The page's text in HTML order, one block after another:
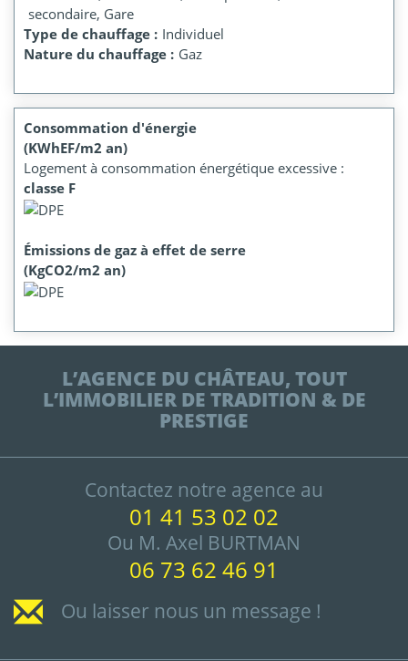
secondaire, Gare
Type de chauffage : Individuel
Nature du chauffage : Gaz
Consommation d'énergie
(KWhEF/m2 an)
Logement à consommation énergétique excessive :
classe F
Émissions de gaz à effet de serre
(KgCO2/m2 an)
L’AGENCE DU CHÂTEAU, TOUT
L’IMMOBILIER DE TRADITION & DE
PRESTIGE
Contactez notre agence au
01 41 53 02 02
Ou M. Axel BURTMAN
06 73 62 46 91
Ou laisser nous un message !